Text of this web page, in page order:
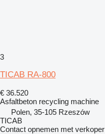
3
TICAB RA-800
€ 36.520
Asfaltbeton recycling machine
Polen, 35-105 Rzeszów
TICAB
Contact opnemen met verkoper